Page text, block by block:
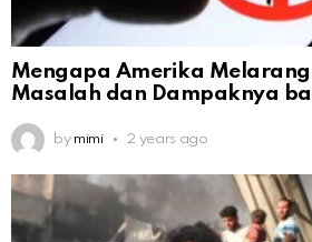
Mengapa Amerika
Masalah dan Dampaknya
by mimi 2 years ago